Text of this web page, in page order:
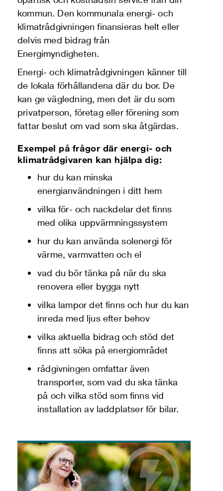
kommun. Den kommunala energi- och
klimatrådgivningen finansieras helt eller
delvis med bidrag från
Energimyndigheten.
Energi- och klimatrådgivningen känner till
de lokala förhållandena där du bor. De
kan ge vägledning, men det är du som
privatperson, företag eller förening som
fattar beslut om vad som ska åtgärdas.
Exempel på frågor där energi- och
klimatrådgivaren kan hjälpa dig:
hur du kan minska
energianvändningen i ditt hem
vilka för- och nackdelar det finns
med olika uppvärmningssystem
hur du kan använda solenergi för
värme, varmvatten och el
vad du bör tänka på när du ska
renovera eller bygga nytt
vilka lampor det finns och hur du kan
inreda med ljus efter behov
vilka aktuella bidrag och stöd det
finns att söka på energiområdet
rådgivningen omfattar även
transporter, som vad du ska tänka
på och vilka stöd som finns vid
installation av laddplatser för bilar.